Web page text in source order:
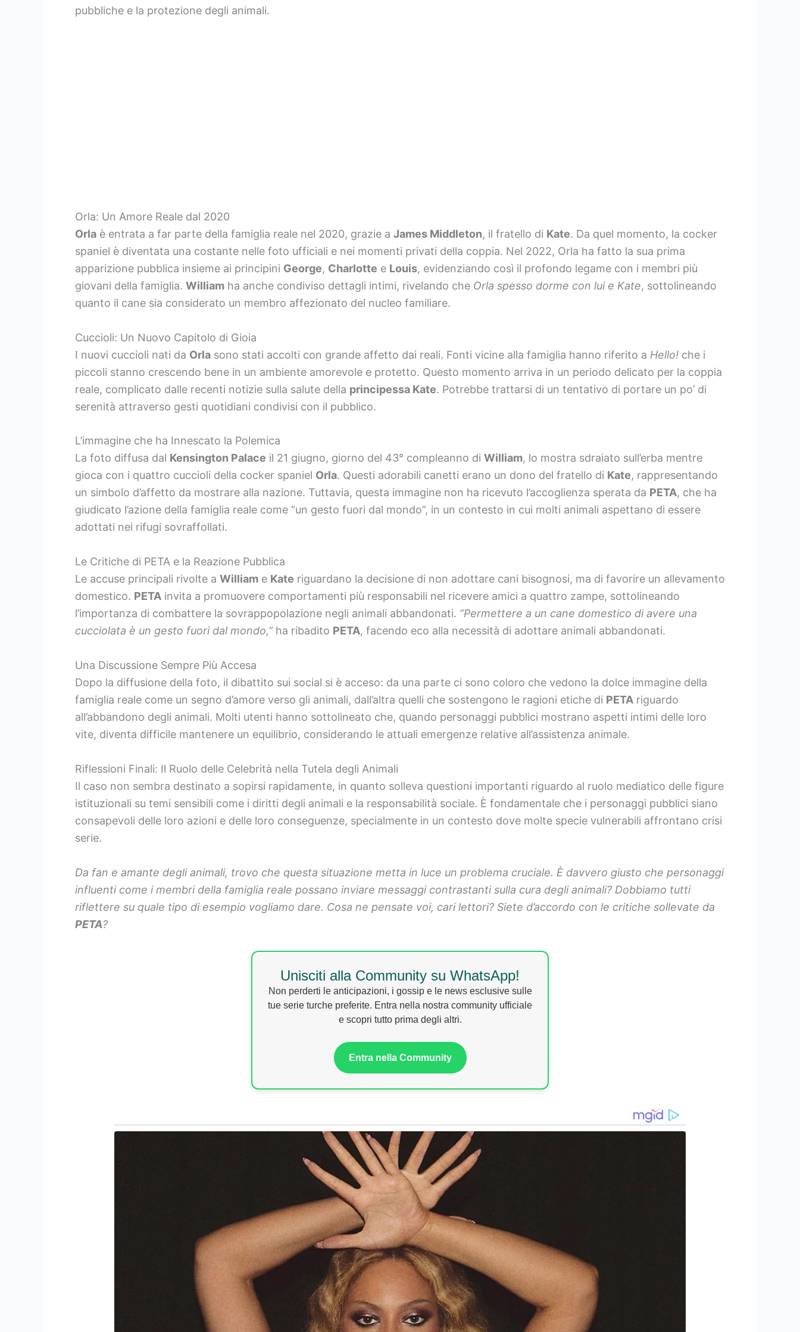
pubbliche e la protezione degli animali.
Orla: Un Amore Reale dal 2020
Orla è entrata a far parte della famiglia reale nel 2020, grazie a James Middleton, il fratello di Kate. Da quel momento, la cocker
spaniel è diventata una costante nelle foto ufficiali e nei momenti privati della coppia. Nel 2022, Orla ha fatto la sua prima
apparizione pubblica insieme ai principini George, Charlotte e Louis, evidenziando così il profondo legame con i membri più
giovani della famiglia. William ha anche condiviso dettagli intimi, rivelando che Orla spesso dorme con lui e Kate, sottolineando
quanto il cane sia considerato un membro affezionato del nucleo familiare.
Cuccioli: Un Nuovo Capitolo di Gioia
I nuovi cuccioli nati da Orla sono stati accolti con grande affetto dai reali. Fonti vicine alla famiglia hanno riferito a Hello! che i
piccoli stanno crescendo bene in un ambiente amorevole e protetto. Questo momento arriva in un periodo delicato per la coppia
reale, complicato dalle recenti notizie sulla salute della principessa Kate. Potrebbe trattarsi di un tentativo di portare un po’ di
serenità attraverso gesti quotidiani condivisi con il pubblico.
L’immagine che ha Innescato la Polemica
La foto diffusa dal Kensington Palace il 21 giugno, giorno del 43° compleanno di William, lo mostra sdraiato sull’erba mentre
gioca con i quattro cuccioli della cocker spaniel Orla. Questi adorabili canetti erano un dono del fratello di Kate, rappresentando
un simbolo d’affetto da mostrare alla nazione. Tuttavia, questa immagine non ha ricevuto l’accoglienza sperata da PETA, che ha
giudicato l’azione della famiglia reale come “un gesto fuori dal mondo”, in un contesto in cui molti animali aspettano di essere
adottati nei rifugi sovraffollati.
Le Critiche di PETA e la Reazione Pubblica
Le accuse principali rivolte a William e Kate riguardano la decisione di non adottare cani bisognosi, ma di favorire un allevamento
domestico. PETA invita a promuovere comportamenti più responsabili nel ricevere amici a quattro zampe, sottolineando
l’importanza di combattere la sovrappopolazione negli animali abbandonati. “Permettere a un cane domestico di avere una
cucciolata è un gesto fuori dal mondo,”ha ribadito PETA, facendo eco alla necessità di adottare animali abbandonati.
Una Discussione Sempre Più Accesa
Dopo la diffusione della foto, il dibattito sui social si è acceso: da una parte ci sono coloro che vedono la dolce immagine della
famiglia reale come un segno d’amore verso gli animali, dall’altra quelli che sostengono le ragioni etiche di PETA riguardo
all’abbandono degli animali. Molti utenti hanno sottolineato che, quando personaggi pubblici mostrano aspetti intimi delle loro
vite, diventa difficile mantenere un equilibrio, considerando le attuali emergenze relative all’assistenza animale.
Riflessioni Finali: Il Ruolo delle Celebrità nella Tutela degli Animali
Il caso non sembra destinato a sopirsi rapidamente, in quanto solleva questioni importanti riguardo al ruolo mediatico delle figure
istituzionali su temi sensibili come i diritti degli animali e la responsabilità sociale. È fondamentale che i personaggi pubblici siano
consapevoli delle loro azioni e delle loro conseguenze, specialmente in un contesto dove molte specie vulnerabili affrontano crisi
serie.
Da fan e amante degli animali, trovo che questa situazione metta in luce un problema cruciale. È davvero giusto che personaggi
influenti come i membri della famiglia reale possano inviare messaggi contrastanti sulla cura degli animali? Dobbiamo tutti
riflettere su quale tipo di esempio vogliamo dare. Cosa ne pensate voi, cari lettori? Siete d’accordo con le critiche sollevate da
PETA?
Unisciti alla Community su WhatsApp!
Non perderti le anticipazioni, i gossip e le news esclusive sulle
tue serie turche preferite. Entra nella nostra community ufficiale
e scopri tutto prima degli altri.
Entra nella Community